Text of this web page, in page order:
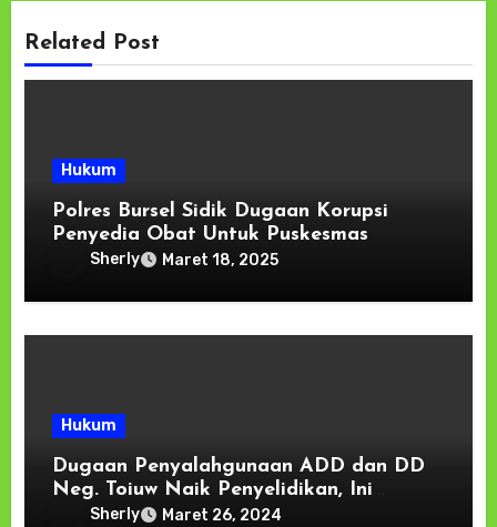
Related Post
Hukum
Polres Bursel Sidik Dugaan Korupsi
Penyedia Obat Untuk Puskesmas
Sherly Maret 18, 2025
Hukum
Dugaan Penyalahgunaan ADD dan DD
Neg. Toiuw Naik Penyelidikan, Ini
Keterangan Cabjari Ambon Di saparua
Sherly Maret 26, 2024